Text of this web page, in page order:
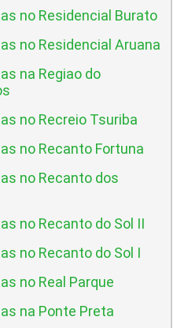
no Residencial Burato
no Residencial Aruana
na Regiao do
no Recreio Tsuriba
no Recanto Fortuna
no Recanto dos
no Recanto do Sol II
no Recanto do Sol I
no Real Parque
na Ponte Preta